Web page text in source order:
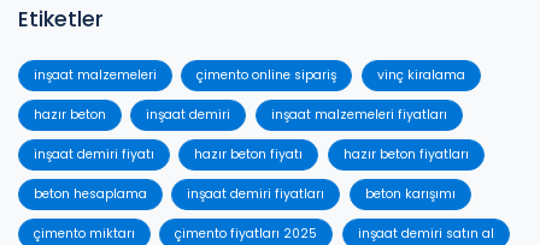
Etiketler
inşaat malzemeleri çimento online sipariş vinç kiralama
hazır beton inşaat demiri inşaat malzemeleri fiyatları
inşaat demiri fiyatı hazır beton fiyatı hazır beton fiyatları
beton hesaplama inşaat demiri fiyatları beton karışımı
çimento miktarı çimento fiyatları 2025 inşaat demiri satın al